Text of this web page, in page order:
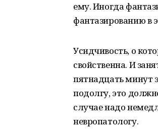
ему. Иногда
фантазированию в
Усидчивость, о
свойственна. И
пятнадцать минут
подолгу, это
случае надо
невропатологу.